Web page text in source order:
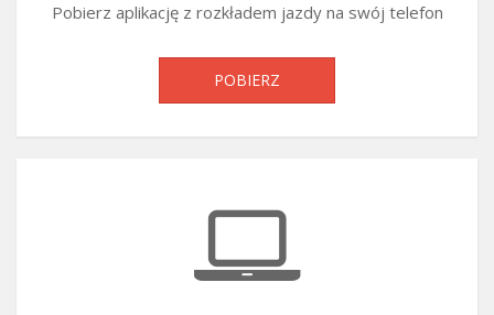
Pobierz aplikację z rozkładem jazdy na swój telefon
POBIERZ